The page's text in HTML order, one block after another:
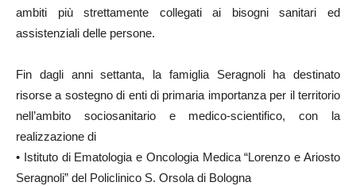
ambiti più strettamente collegati ai bisogni sanitari ed
assistenziali delle persone.
Fin dagli anni settanta, la famiglia Seragnoli ha destinato
risorse a sostegno di enti di primaria importanza per il territorio
nell’ambito sociosanitario e medico-scientifico, con la
realizzazione di
• Istituto di Ematologia e Oncologia Medica “Lorenzo e Ariosto
Seragnoli” del Policlinico S. Orsola di Bologna